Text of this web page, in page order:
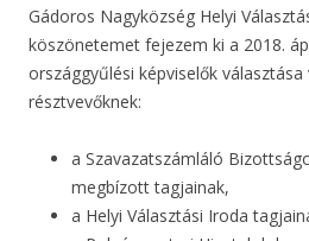
Gádoros Nagyközség Helyi
köszönetemet fejezem ki a 2018.
országgyűlési képviselők
résztvevőknek:
a Szavazatszámláló
megbízott tagjainak,
a Helyi Választási Iroda